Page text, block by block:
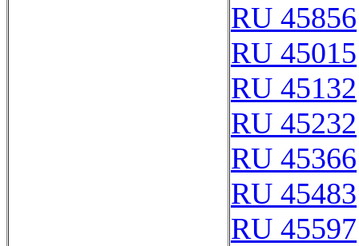
RU 45856
RU 45015
RU 45132
RU 45232
RU 45366
RU 45483
RU 45597